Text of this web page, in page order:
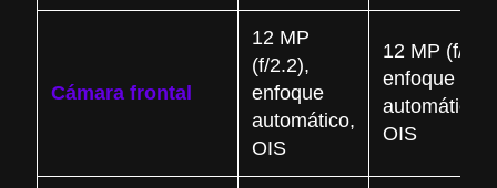
Cámara frontal
12 MP
(f/2.2),
enfoque
automático,
OIS
12 MP (f/
enfoque
automático,
OIS